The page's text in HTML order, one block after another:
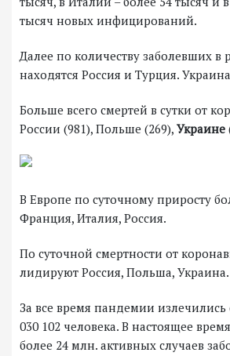
тысяч новых инфицирований.
Далее по количеству заболевших в
находятся Россия и Турция.
Больше всего смертей в сутки от
России (981), Польше (269), Украине
В Европе по суточному приросту
Франция, Италия, Россия.
По суточной смертности от
лидируют Россия, Польша, Украина.
За все время пандемии излечились
030 102 человека. В настоящее
более 24 млн. активных случаев